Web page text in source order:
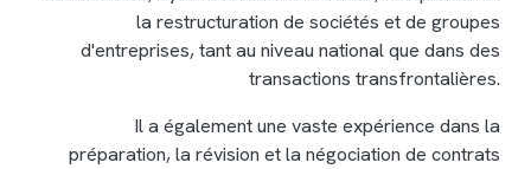
la restructuration de sociétés et de groupes
d'entreprises, tant au niveau national que dans des
transactions transfrontalières.
Il a également une vaste expérience dans la
préparation, la révision et la négociation de contrats